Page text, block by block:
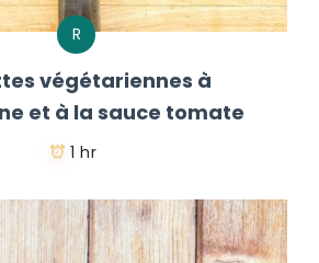
R
végétariennes à
et à la sauce tomate
1 hr